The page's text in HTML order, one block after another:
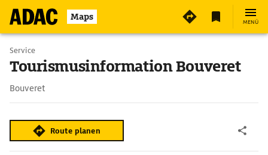
Maps MENÜ
Service
Tourismusinformation Bouveret
Bouveret
Route planen